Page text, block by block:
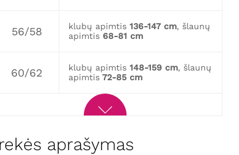
56/58 klubų apimtis 136-147 cm, šlaunų
apimtis 68-81 cm
60/62 klubų apimtis 148-159 cm, šlaunų
apimtis 72-85 cm
aprašymas